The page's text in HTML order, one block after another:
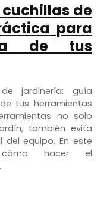
de
para
de tus
jardinería: guía
tus herramientas
no solo
también evita
equipo. En este
hacer el